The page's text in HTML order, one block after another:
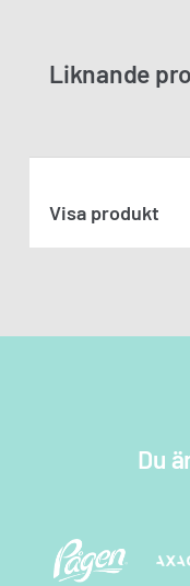
Liknande
Visa produkt
Du
Fyll i dina